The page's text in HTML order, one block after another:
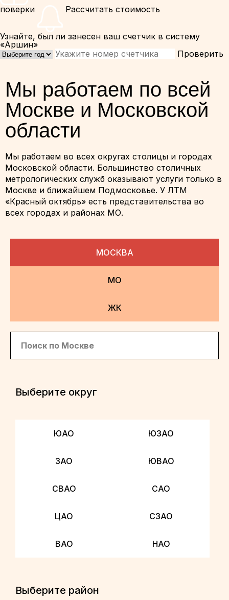
поверки Рассчитать стоимость
Узнайте, был ли занесен ваш счетчик в систему
«Аршин»
Проверить
Мы работаем по всей
Москве и Московской
области
Мы работаем во всех округах столицы и городах
Московской области. Большинство столичных
метрологических служб оказывают услуги только в
Москве и ближайшем Подмосковье. У ЛТМ
«Красный октябрь» есть представительства во
всех городах и районах МО.
МОСКВА
МО
ЖК
Выберите округ
ЮАО ЮЗАО
ЗАО ЮВАО
СВАО САО
ЦАО СЗАО
ВАО НАО
Выберите район